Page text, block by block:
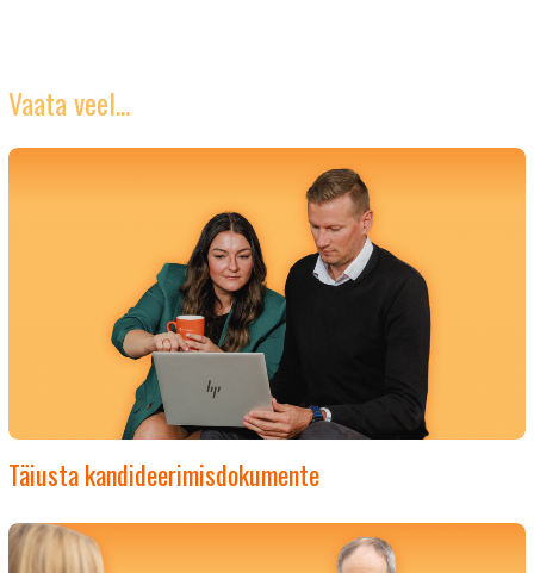
Vaata veel...
Täiusta kandideerimisdokumente